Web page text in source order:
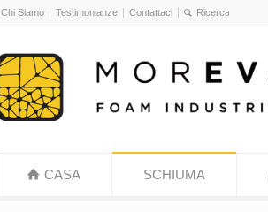
Chi Siamo Testimonianze Contattaci
CASA SCHIUMA